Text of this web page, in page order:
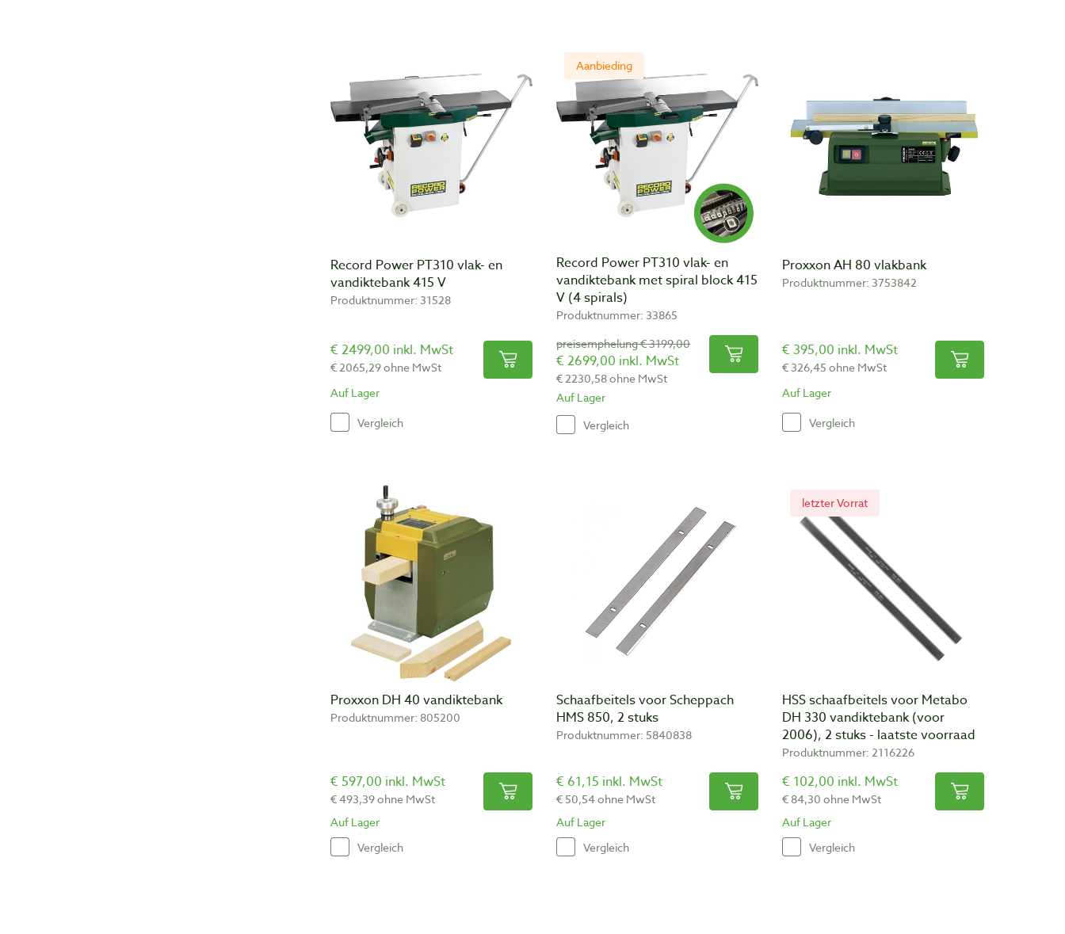
Record Power PT310 vlak- en
vandiktebank 415 V
Produktnummer: 31528
€ 2499,00 inkl. MwSt
€ 2065,29 ohne MwSt
Auf Lager
Vergleich
Aanbieding
Record Power PT310 vlak- en
vandiktebank met spiral block 415
V (4 spirals)
Produktnummer: 33865
preisemphelung € 3199,00
€ 2699,00 inkl. MwSt
€ 2230,58 ohne MwSt
Auf Lager
Vergleich
Proxxon AH 80 vlakbank
Produktnummer: 3753842
€ 395,00 inkl. MwSt
€ 326,45 ohne MwSt
Auf Lager
Vergleich
Proxxon DH 40 vandiktebank
Produktnummer: 805200
€ 597,00 inkl. MwSt
€ 493,39 ohne MwSt
Auf Lager
Vergleich
Schaafbeitels voor Scheppach
HMS 850, 2 stuks
Produktnummer: 5840838
€ 61,15 inkl. MwSt
€ 50,54 ohne MwSt
Auf Lager
Vergleich
letzter Vorrat
HSS schaafbeitels voor Metabo
DH 330 vandiktebank (voor
2006), 2 stuks - laatste voorraad
Produktnummer: 2116226
€ 102,00 inkl. MwSt
€ 84,30 ohne MwSt
Auf Lager
Vergleich